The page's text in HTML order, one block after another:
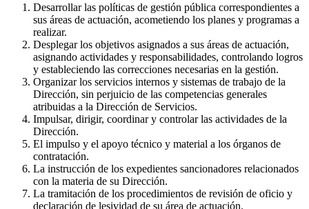
Desarrollar las políticas de gestión pública correspondientes a
sus áreas de actuación, acometiendo los planes y programas a
realizar.
Desplegar los objetivos asignados a sus áreas de actuación,
asignando actividades y responsabilidades, controlando logros
y estableciendo las correcciones necesarias en la gestión.
Organizar los servicios internos y sistemas de trabajo de la
Dirección, sin perjuicio de las competencias generales
atribuidas a la Dirección de Servicios.
Impulsar, dirigir, coordinar y controlar las actividades de la
Dirección.
El impulso y el apoyo técnico y material a los órganos de
contratación.
La instrucción de los expedientes sancionadores relacionados
con la materia de su Dirección.
La tramitación de los procedimientos de revisión de oficio y
declaración de lesividad de su área de actuación.